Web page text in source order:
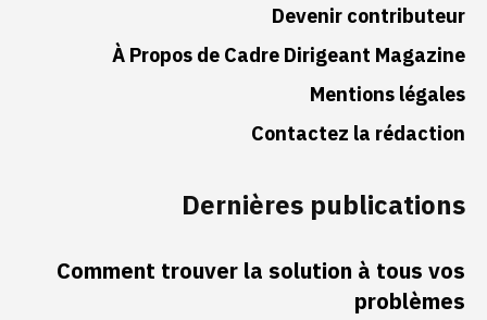
Devenir contributeur
À Propos de Cadre Dirigeant Magazine
Mentions légales
Contactez la rédaction
Dernières publications
Comment trouver la solution à tous vos
problèmes